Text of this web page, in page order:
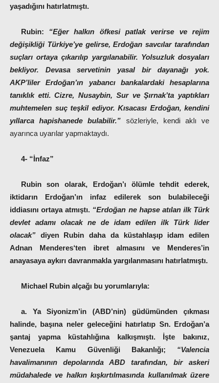
yaşadığını hatırlatmıştı.
Rubin:
“Eğer halkın öfkesi patlak verirse ve rejim
değişikliği Türkiye’ye gelirse, Erdoğan savcılar tarafından
suçları ortaya çıkarılıp yargılanabilir. Yolsuzluk dosyaları
bekliyor. Devasa servetinin yasal bir dayanağı yok.
AKP’liler Erdoğan’ın yabancı bankalardaki hesaplarına
tanıklık etti. Cizre, Nusaybin, Sur ve Şırnak’ta yaptıkları
muhtemelen suç teşkil ediyor. Kısacası Erdoğan, kendini
yıllarca hapishanede bulabilir.” sözleriyle, kendi aklı ve
ayarınca uyarılar yapmaktaydı.
4- “İnfaz”
Rubin son olarak, Erdoğan’ı ölümle tehdit ederek,
iktidarın Erdoğan’ın infaz edilerek son bulabileceği
iddiasını ortaya atmıştı. “Erdoğan ne hapse atılan ilk Türk
devlet adamı olacak ne de idam edilen ilk Türk lider
olacak” diyen Rubin daha da küstahlaşıp idam edilen
Adnan Menderes‘ten ibret almasını ve Menderes’in
anayasaya aykırı davranmakla yargılanmasını hatırlatmıştı.
Michael Rubin alçağı bu yorumlarıyla:
a. Ya Siyonizm’in (ABD’nin) güdümünden çıkması
halinde, başına neler geleceğini hatırlatıp Sn. Erdoğan’a
şantaj yapma küstahlığına kalkışmıştı. İşte bakınız,
Venezuela Kamu Güvenliği Bakanlığı; “Valencia
havalimanının depolarında ABD tarafından, bir askeri
müdahalede ve halkın kışkırtılmasında kullanılmak üzere